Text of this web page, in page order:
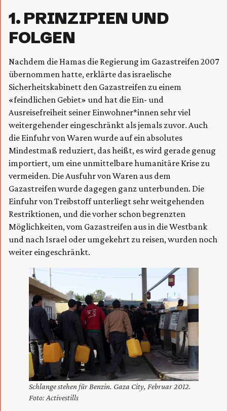
1. PRINZIPIEN UND
FOLGEN
Nachdem die Hamas die Regierung im Gazastreifen 2007
übernommen hatte, erklärte das israelische
Sicherheitskabinett den Gazastreifen zu einem
«feindlichen Gebiet» und hat die Ein- und
Ausreisefreiheit seiner Einwohner*innen sehr viel
weitergehender eingeschränkt als jemals zuvor. Auch
die Einfuhr von Waren wurde auf ein absolutes
Mindestmaß reduziert, das heißt, es wird gerade genug
importiert, um eine unmittelbare humanitäre Krise zu
vermeiden. Die Ausfuhr von Waren aus dem
Gazastreifen wurde dagegen ganz unterbunden. Die
Einfuhr von Treibstoff unterliegt sehr weitgehenden
Restriktionen, und die vorher schon begrenzten
Möglichkeiten, vom Gazastreifen aus in die Westbank
und nach Israel oder umgekehrt zu reisen, wurden noch
weiter eingeschränkt.
Schlange stehen für Benzin. Gaza City, Februar 2012.
Foto: Activestills